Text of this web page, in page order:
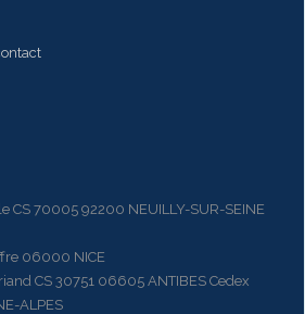
70005 92200 NEUILLY-SUR-SEINE
06000 NICE
CS 30751 06605 ANTIBES Cedex
ALPES